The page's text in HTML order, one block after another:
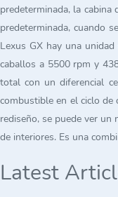
predeterminada, la
predeterminada, cuando
Lexus GX hay una
caballos a 5500 rpm y
total con un diferencial
combustible en el ciclo de
rediseño, se puede ver
de interiores. Es una
Latest